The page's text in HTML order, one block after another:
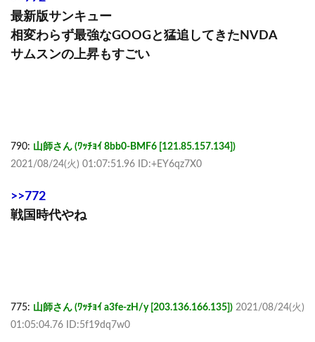
最新版サンキュー
相変わらず最強なGOOGと猛追してきたNVDA
サムスンの上昇もすごい
790: 山師さん (ﾜｯﾁｮｲ 8bb0-BMF6 [121.85.157.134])
2021/08/24(火) 01:07:51.96 ID:+EY6qz7X0
>>772
戦国時代やね
775: 山師さん (ﾜｯﾁｮｲ a3fe-zH/y [203.136.166.135]) 2021/08/24(火)
01:05:04.76 ID:5f19dq7w0